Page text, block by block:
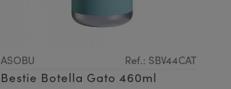
ASOBU Ref.: SBV44CAT
Bestie Botella Gato 460ml